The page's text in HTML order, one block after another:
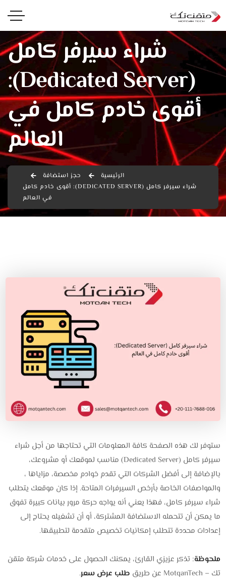
شراء سيرفر كامل
(Dedicated Server):
أقوى خادم كامل في
العالم
الرئيسية
حجز استضافة
شراء سيرفر كامل (DEDICATED SERVER): أقوى خادم كامل
في العالم
ستوفر لك هذه الصفحة كافة المعلومات التي تحتاجها من أجل شراء
سيرفر كامل (Dedicated Server) مناسب لموقعك أو مشروعك،
بالإضافة إلى أفضل الشركات التي تقدم خوادم مخصصة، مزاياها ،
والمواصفات الخاصة بأرخص السيرفرات المتاحة. إذا كان موقعك يتطلب
شراء سيرفر كامل، فهذا يعني أنه يواجه حركة مرور بيانات كبيرة تفوق
ما يمكن أن تتحمله الاستضافة المشتركة، أو أن تشغيله يحتاج إلى
إعدادات محددة تتطلب إمكانيات تخصيص متقدمة لتطبيقها.
ملحوظة: تذكر عزيزي القارئ، يمكنك الحصول على خدمات شركة متقن
تك – MotqanTech عن طريق
طلب عرض سعر.